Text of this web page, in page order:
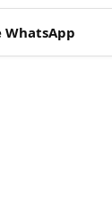
WhatsApp